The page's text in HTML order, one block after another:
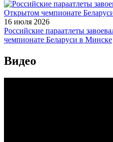
16 июля 2026
Российские параатлеты
чемпионате Беларуси в Минске
Видео